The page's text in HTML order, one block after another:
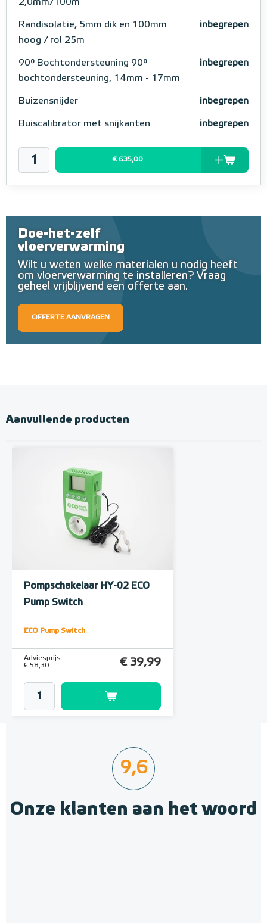
2,0mm/100m
Randisolatie, 5mm dik en 100mm
hoog / rol 25m
inbegrepen
90° Bochtondersteuning 90°
bochtondersteuning, 14mm - 17mm
inbegrepen
Buizensnijder inbegrepen
Buiscalibrator met snijkanten inbegrepen
€ 635,00
Doe-het-zelf
vloerverwarming
Wilt u weten welke materialen u nodig heeft
om vloerverwarming te installeren? Vraag
geheel vrijblijvend een offerte aan.
OFFERTE AANVRAGEN
Aanvullende producten
Pompschakelaar HY-02 ECO
Pump Switch
ECO Pump Switch
Adviesprijs
€ 58,30
€ 39,99
9,6
Onze klanten aan het woord